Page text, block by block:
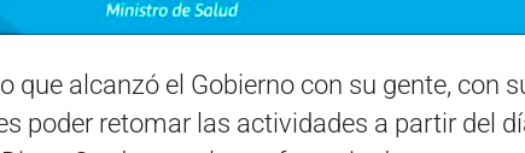
que alcanzó el Gobierno con su gente, con
poder retomar las actividades a partir del